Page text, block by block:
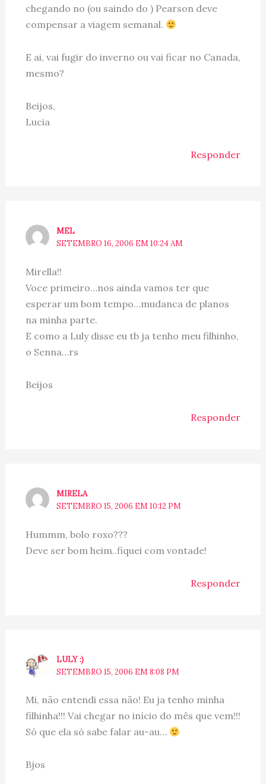
chegando no (ou saindo do ) Pearson deve
compensar a viagem semanal.
E ai, vai fugir do inverno ou vai ficar no Canada,
mesmo?
Beijos,
Lucia
Responder
MEL
SETEMBRO 16, 2006 EM 10:24 AM
Mirella!!
Voce primeiro…nos ainda vamos ter que
esperar um bom tempo…mudanca de planos
na minha parte.
E como a Luly disse eu tb ja tenho meu filhinho,
o Senna…rs
Beijos
Responder
MIRELA
SETEMBRO 15, 2006 EM 10:12 PM
Hummm, bolo roxo???
Deve ser bom heim..fiquei com vontade!
Responder
LULY :)
SETEMBRO 15, 2006 EM 8:08 PM
Mi, não entendi essa não! Eu ja tenho minha
filhinha!!! Vai chegar no início do mês que vem!!!
Só que ela só sabe falar au-au…
Bjos